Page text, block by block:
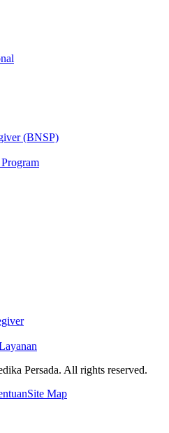
(BNSP)
Persada. All rights reserved.
Site Map